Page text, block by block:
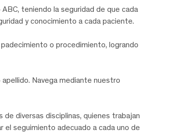
teniendo la seguridad de que cada
y conocimiento a cada paciente.
o procedimiento, logrando
Navega mediante nuestro
diversas disciplinas, quienes trabajan
seguimiento adecuado a cada uno de